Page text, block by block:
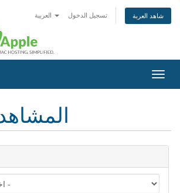
تسجيل الدخول شاهد العربة
تبديل
التنقل